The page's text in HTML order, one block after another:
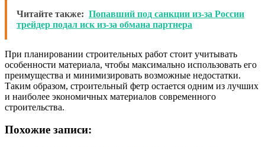
Читайте также: Попавший под санкции из-за России
трейдер подал иск из-за обмана партнера
При планировании строительных работ стоит учитывать
особенности материала, чтобы максимально использовать его
преимущества и минимизировать возможные недостатки.
Таким образом, строительный фетр остается одним из лучших
и наиболее экономичных материалов современного
строительства.
Похожие записи: